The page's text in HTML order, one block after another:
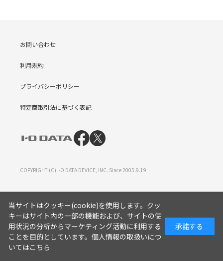
お問い合わせ
利用規約
プライバシーポリシー
特定商取引法に基づく表記
COPYRIGHT (C) I-O DATA DEVICE, INC. Since 2005.9.19
当サイトはクッキー(cookie)を使用します。クッ
キーはサイト内の一部の機能および、サイトの使
用状況の分析からマーケティング活動に利用する
ことを目的としています。 個人情報の取扱いにつ
いてはこちら
承諾する